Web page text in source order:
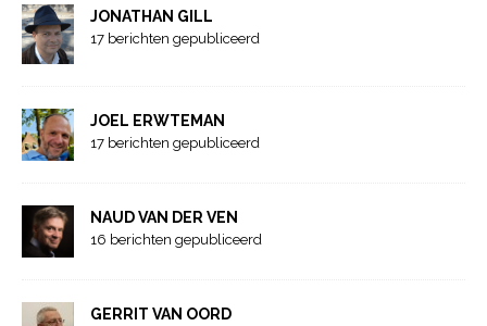
JONATHAN GILL
17 berichten gepubliceerd
JOEL ERWTEMAN
17 berichten gepubliceerd
NAUD VAN DER VEN
16 berichten gepubliceerd
GERRIT VAN OORD